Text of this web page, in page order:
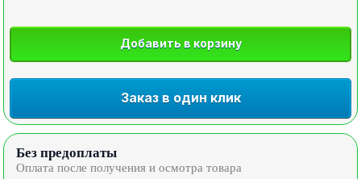
Добавить в корзину
Заказ в один клик
Без предоплаты
Оплата после получения и осмотра товара